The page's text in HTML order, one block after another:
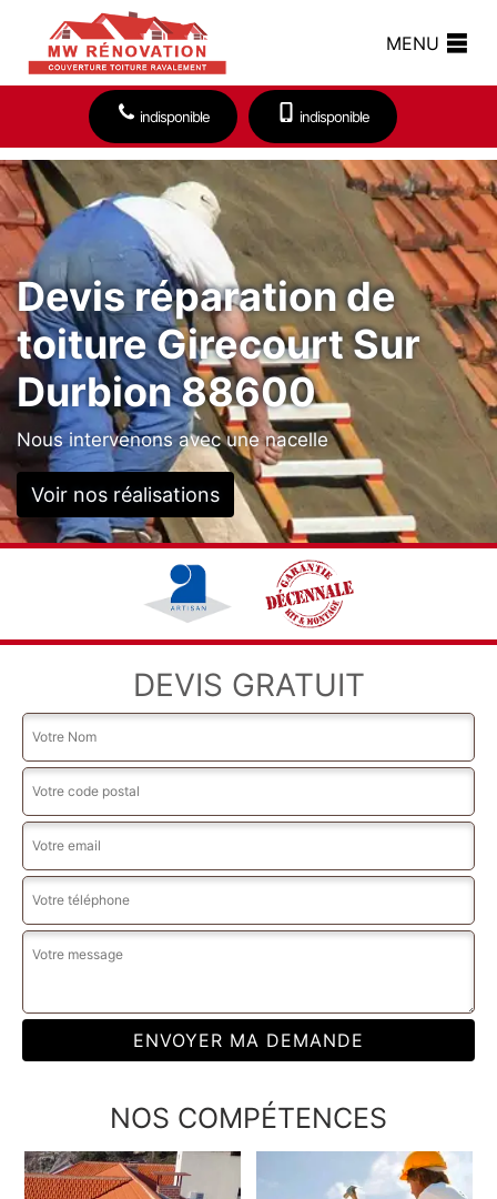
MENU
indisponible indisponible
Devis réparation de
toiture Girecourt Sur
Durbion 88600
Nous intervenons avec une nacelle
Voir nos réalisations
DEVIS GRATUIT
NOS COMPÉTENCES